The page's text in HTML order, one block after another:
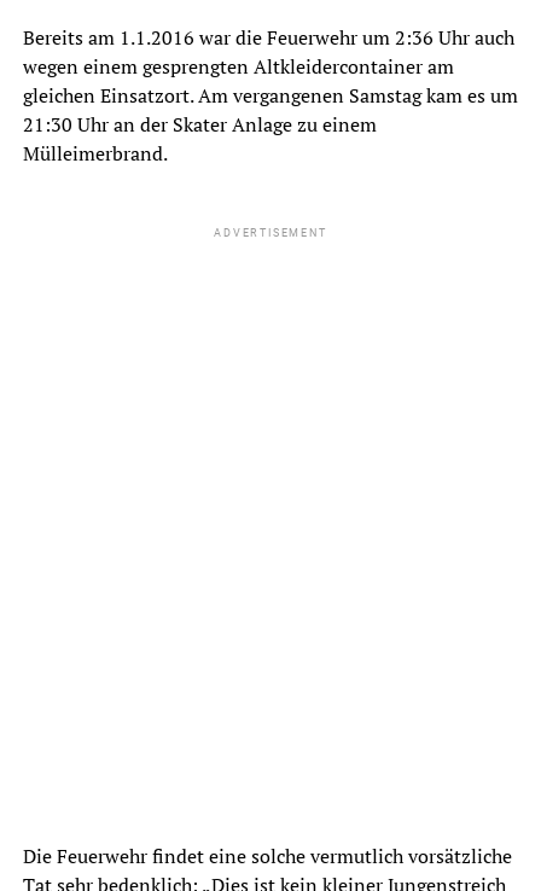
Bereits am 1.1.2016 war die Feuerwehr um 2:36 Uhr auch
wegen einem gesprengten Altkleidercontainer am
gleichen Einsatzort. Am vergangenen Samstag kam es um
21:30 Uhr an der Skater Anlage zu einem
Mülleimerbrand.
ADVERTISEMENT
Die Feuerwehr findet eine solche vermutlich vorsätzliche
Tat sehr bedenklich: „Dies ist kein kleiner Jungenstreich